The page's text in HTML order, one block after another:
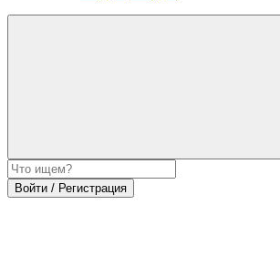
Войти / Регистрация